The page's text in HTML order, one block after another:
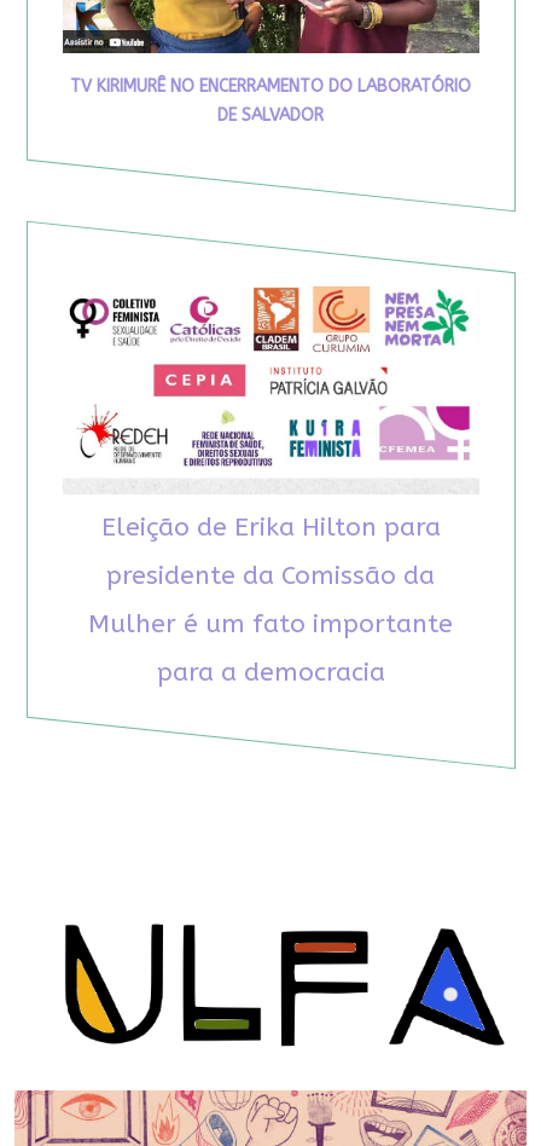
TV KIRIMURÊ NO ENCERRAMENTO DO LABORATÓRIO
DE SALVADOR
Eleição de Erika Hilton para
presidente da Comissão da
Mulher é um fato importante
para a democracia